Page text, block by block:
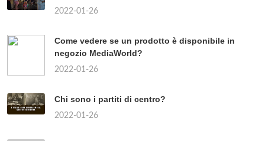
2022-01-26
Come vedere se un prodotto è disponibile in
negozio MediaWorld?
2022-01-26
Chi sono i partiti di centro?
2022-01-26